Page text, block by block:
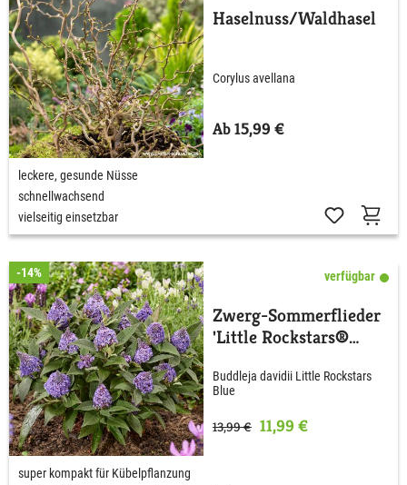
Haselnuss/Waldhasel
Corylus avellana
Ab 15,99 €
leckere, gesunde Nüsse
schnellwachsend
vielseitig einsetzbar
-14% verfügbar
Zwerg-Sommerflieder
'Little Rockstars®
Buddleja davidii Little Rockstars
Blue
13,99 € 11,99 €
super kompakt für Kübelpflanzung